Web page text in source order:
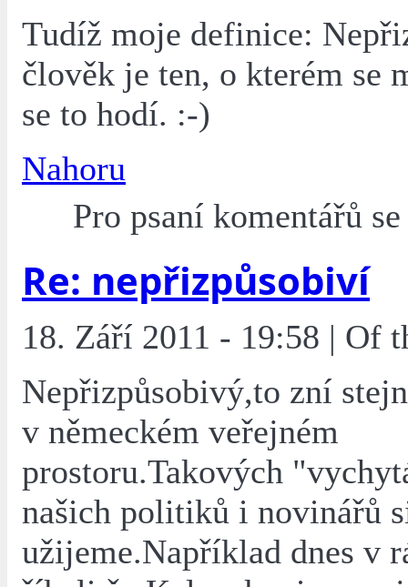
Tudíž moje definice:
člověk je ten, o kterém se
se to hodí. :-)
Nahoru
Pro psaní komentářů
Re: nepřizpůsobiví
18. Září 2011 - 19:58 | Of
Nepřizpůsobivý,to zní
v německém veřejném
prostoru.Takových
našich politiků i novinářů
užijeme.Například dnes v